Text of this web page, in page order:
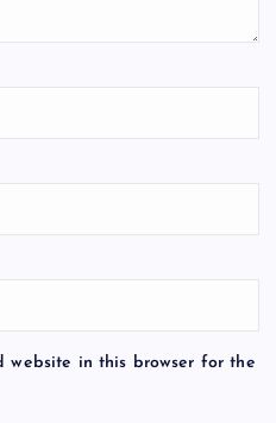
website in this browser for the